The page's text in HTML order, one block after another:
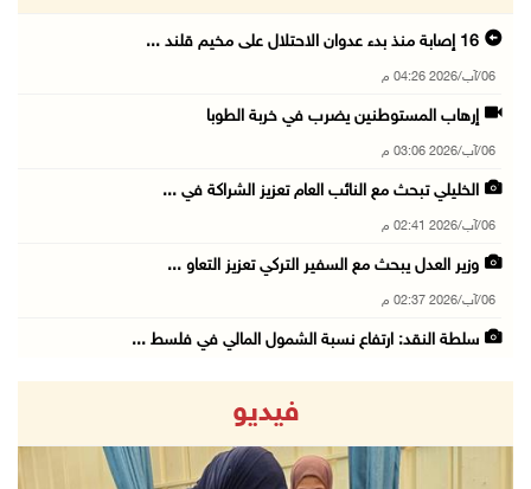
16 إصابة منذ بدء عدوان الاحتلال على مخيم قلند ...
06/آب/2026 04:26 م
إرهاب المستوطنين يضرب في خربة الطوبا
06/آب/2026 03:06 م
الخليلي تبحث مع النائب العام تعزيز الشراكة في ...
06/آب/2026 02:41 م
وزير العدل يبحث مع السفير التركي تعزيز التعاو ...
06/آب/2026 02:37 م
سلطة النقد: ارتفاع نسبة الشمول المالي في فلسط ...
"فتح": عدوان الاحتلال على مخيّم قلنديا لن ينا ...
06/آب/2026 02:28 م
فيديو